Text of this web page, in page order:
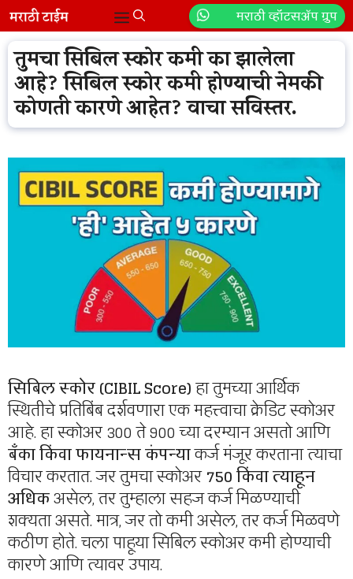
Skip
to
content
मराठी व्हॉटसॲप ग्रुप
Menu
तुमचा सिबिल स्कोर कमी का झालेला
आहे? सिबिल स्कोर कमी होण्याची नेमकी
कोणती कारणे आहेत? वाचा सविस्तर.
सिबिल स्कोर (CIBIL Score)हा तुमच्या आर्थिक
स्थितीचे प्रतिबिंब दर्शवणारा एक महत्त्वाचा क्रेडिट स्कोअर
आहे. हा स्कोअर 300 ते 900 च्या दरम्यान असतो आणि
बँका किंवा फायनान्स कंपन्याकर्ज मंजूर करताना त्याचा
विचार करतात. जर तुमचा स्कोअर750 किंवा त्याहून
अधिकअसेल, तर तुम्हाला सहज कर्ज मिळण्याची
शक्यता असते. मात्र, जर तो कमी असेल, तर कर्ज मिळवणे
कठीण होते. चला पाहूया सिबिल स्कोअर कमी होण्याची
कारणे आणि त्यावर उपाय.